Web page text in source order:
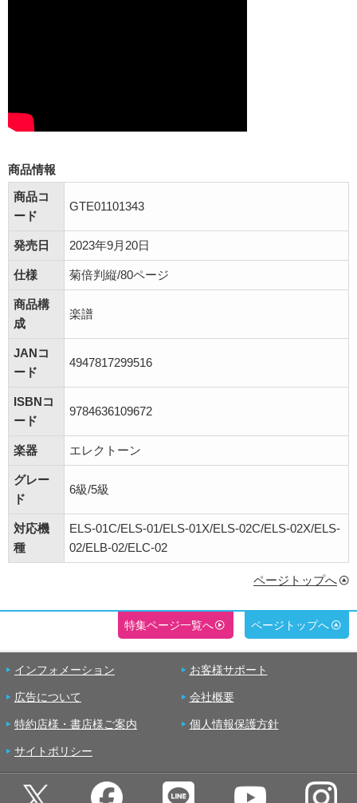
商品情報
商品コ
ード
GTE01101343
発売日 2023年9月20日
仕様 菊倍判縦/80ページ
商品構
成
楽譜
JANコ
ード
4947817299516
ISBNコ
ード
9784636109672
楽器 エレクトーン
グレー
ド
6級/5級
対応機
種
ELS-01C/ELS-01/ELS-01X/ELS-02C/ELS-02X/ELS-
02/ELB-02/ELC-02
ページトップへ
特集ページ一覧へ ページトップへ
インフォメーション お客様サポート
広告について 会社概要
特約店様・書店様ご案内 個人情報保護方針
サイトポリシー